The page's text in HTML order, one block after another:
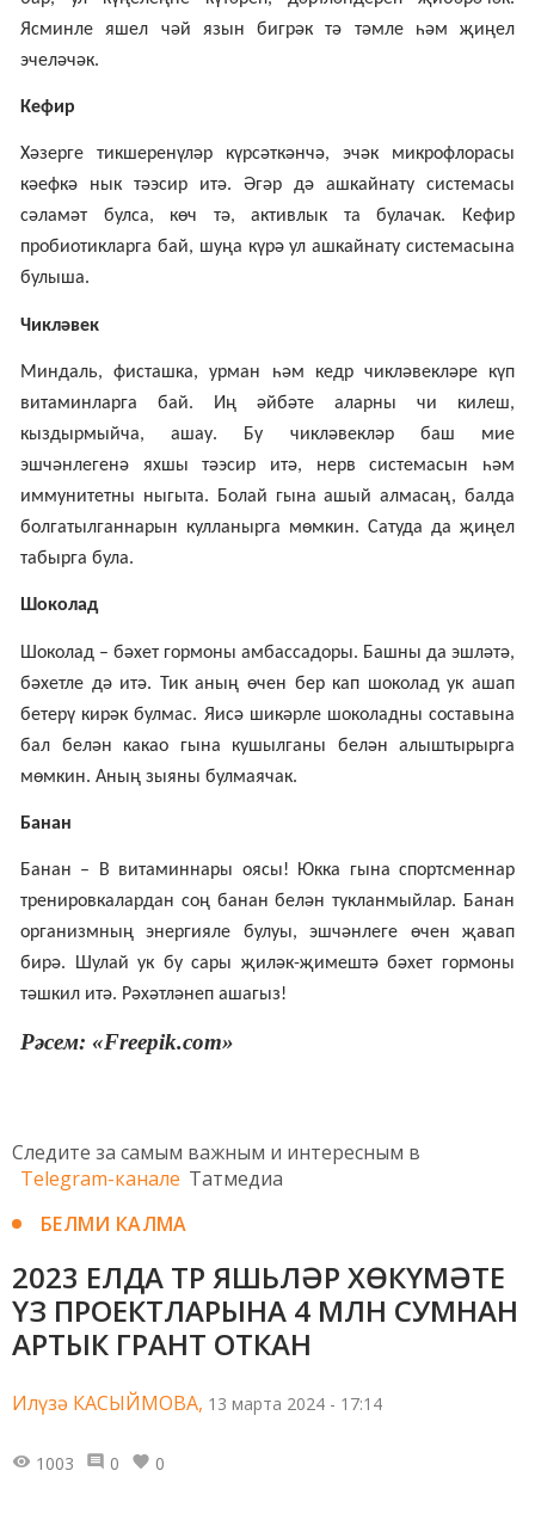
Ясминле яшел чәй язын бигрәк тә тәмле һәм җиңел
эчеләчәк.
Кефир
Хәзерге тикшеренүләр күрсәткәнчә, эчәк микрофлорасы
кәефкә нык тәэсир итә. Әгәр дә ашкайнату системасы
сәламәт булса, көч тә, активлык та булачак. Кефир
пробиотикларга бай, шуңа күрә ул ашкайнату системасына
булыша.
Чикләвек
Миндаль,фисташка, урман һәм кедр чикләвекләре күп
витаминларга бай. Иң әйбәте аларны чи килеш,
кыздырмыйча, ашау. Бу чикләвекләр баш мие
эшчәнлегенә яхшы тәэсир итә, нерв системасын һәм
иммунитетны ныгыта. Болай гына ашый алмасаң, балда
болгатылганнарын кулланырга мөмкин. Сатуда да җиңел
табырга була.
Шоколад
Шоколад – бәхет гормоны амбассадоры. Башны да эшләтә,
бәхетле дә итә. Тик аның өчен бер кап шоколад ук ашап
бетерү кирәк булмас. Яисә шикәрле шоколадны составына
бал белән какао гына кушылганы белән алыштырырга
мөмкин. Аның зыяны булмаячак.
Банан
Банан – В витаминнары оясы! Юкка гына спортсменнар
тренировкалардан соң банан белән тукланмыйлар. Банан
организмның энергияле булуы, эшчәнлеге өчен җавап
бирә. Шулай ук бу сары җиләк-җимештә бәхет гормоны
тәшкил итә. Рәхәтләнеп ашагыз!
Рәсем: «Freepik.com»
Следите за самым важным и интересным в
Telegram-канале Татмедиа
БЕЛМИ КАЛМА
2023 ЕЛДА ТР ЯШЬЛӘР ХӨКҮМӘТЕ
ҮЗ ПРОЕКТЛАРЫНА 4 МЛН СУМНАН
АРТЫК ГРАНТ ОТКАН
Илүзә КАСЫЙМОВА, 13 марта 2024 - 17:14
1003 0 0